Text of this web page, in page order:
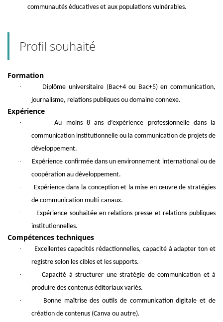
communautés éducatives et aux populations vulnérables.
Profil souhaité
Formation
·
Diplôme universitaire (Bac+4 ou Bac+5) en communication,
journalisme, relations publiques ou domaine connexe.
Expérience
·
Au moins 8 ans d’expérience professionnelle dans la
communication institutionnelle ou la communication de projets de
développement.
·
Expérience confirmée dans un environnement international ou de
coopération au développement.
·
Expérience dans la conception et la mise en œuvre de stratégies
de communication multi-canaux.
·
Expérience souhaitée en relations presse et relations publiques
institutionnelles.
Compétences techniques
·
Excellentes capacités rédactionnelles, capacité à adapter ton et
registre selon les cibles et les supports.
·
Capacité à structurer une stratégie de communication et à
produire des contenus éditoriaux variés.
·
Bonne maîtrise des outils de communication digitale et de
création de contenus (Canva ou autre).